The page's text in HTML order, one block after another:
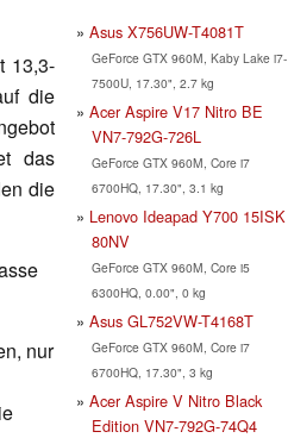
13,3-
die
das
die
nur
Asus X756UW-T4081T
GeForce GTX 960M, Kaby Lake i7-
7500U, 17.30", 2.7 kg
Acer Aspire V17 Nitro BE
VN7-792G-726L
GeForce GTX 960M, Core i7
6700HQ, 17.30", 3.1 kg
Lenovo Ideapad Y700 15ISK
80NV
GeForce GTX 960M, Core i5
6300HQ, 0.00", 0 kg
Asus GL752VW-T4168T
GeForce GTX 960M, Core i7
6700HQ, 17.30", 3 kg
Acer Aspire V Nitro Black
Edition VN7-792G-74Q4